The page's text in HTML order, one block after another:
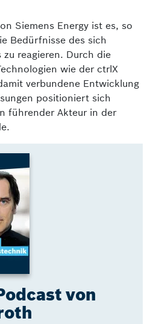
Siemens Energy ist es, so
Bedürfnisse des sich
reagieren. Durch die
wie der ctrlX
verbundene Entwicklung
positioniert sich
führender Akteur in der
von